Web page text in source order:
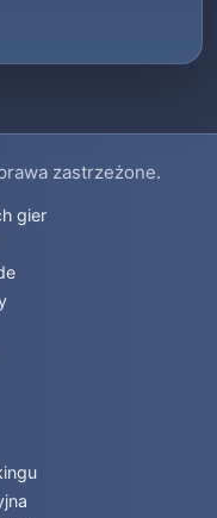
zastrzeżone.
gier